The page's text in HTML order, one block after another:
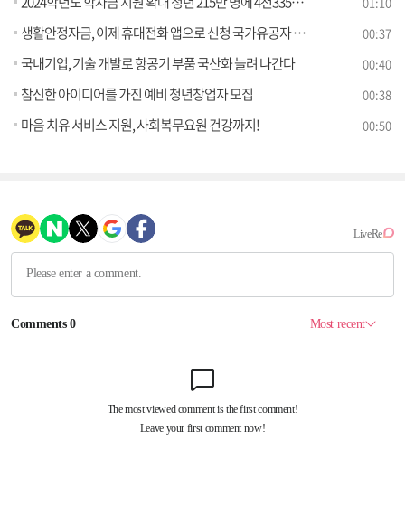
생활안정자금, 이제 휴대전화 앱으로 신청 국가유공자 전용 온라인 즉시 대출 도입 00:37
국내기업, 기술 개발로 항공기 부품 국산화 늘려 나간다 00:40
참신한 아이디어를 가진 예비 청년창업자 모집 00:38
마음 치유 서비스 지원, 사회복무요원 건강까지! 00:50